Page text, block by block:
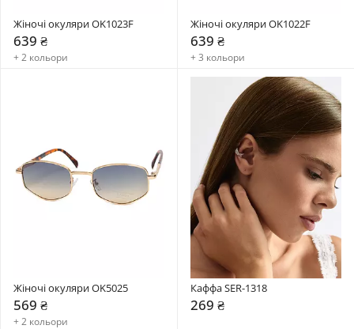
Жіночі окуляри OK1023F
639 ₴
+ 2 кольори
Жіночі окуляри OK1022F
639 ₴
+ 3 кольори
Жіночі окуляри OK5025
569 ₴
+ 2 кольори
Каффа SER-1318
269 ₴